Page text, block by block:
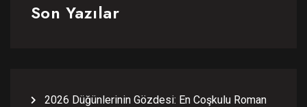
Son Yazılar
2026 Düğünlerinin Gözdesi: En Coşkulu Roman